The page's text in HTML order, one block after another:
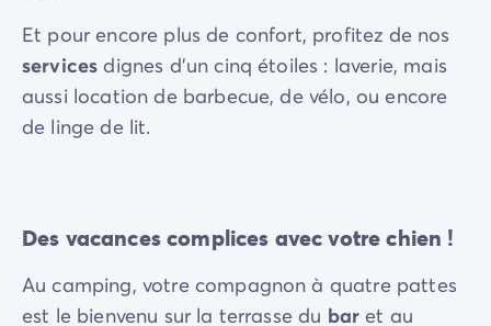
Et pour encore plus de confort, profitez de nos
services dignes d’un cinq étoiles : laverie, mais
aussi location de barbecue, de vélo, ou encore
de linge de lit.
Des vacances complices avec votre chien !
Au camping, votre compagnon à quatre pattes
est le bienvenu sur la terrasse du baret au